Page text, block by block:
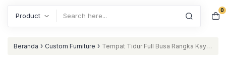
0
Beranda › Custom Furniture › Tempat Tidur Full Busa Rangka Kayu